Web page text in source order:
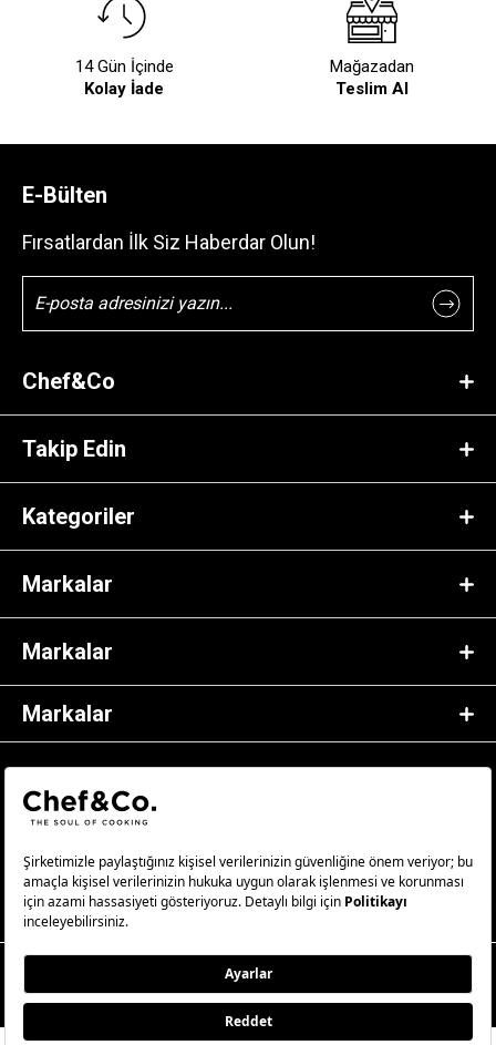
14 Gün İçinde
Kolay İade
Mağazadan
Teslim Al
E-Bülten
Fırsatlardan İlk Siz Haberdar Olun!
Chef&Co
Takip Edin
Kategoriler
Markalar
Markalar
Markalar
© 2023 Chef&Co